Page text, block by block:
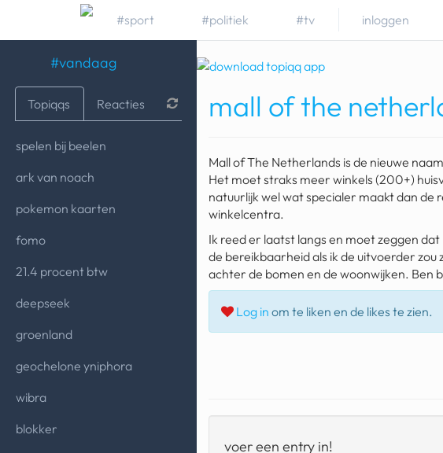
#sport #politiek #tv inloggen
#vandaag
Topiqqs Reacties
spelen bij beelen
ark van noach
pokemon kaarten
fomo
21.4 procent btw
deepseek
groenland
geochelone yniphora
wibra
blokker
mall of the
Mall of The Netherlands is de nieuwe
Het moet straks meer winkels (200+)
natuurlijk wel wat specialer maakt dan de
winkelcentra.
Ik reed er laatst langs en moet zeggen
de bereikbaarheid als ik de uitvoerder zou
achter de bomen en de woonwijken. Ben
Log in om te liken en de likes te zien.
voer een entry in!